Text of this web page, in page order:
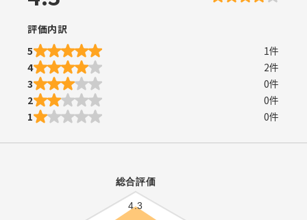
評価内訳
5
1件
4
2件
3
0件
2
0件
1
0件